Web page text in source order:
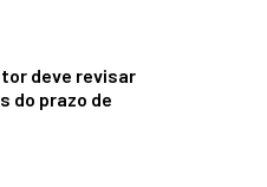
deve revisar
do prazo de